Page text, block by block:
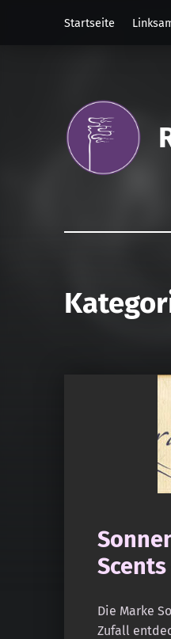
Startseite
Scents
Die Marke
Zufall